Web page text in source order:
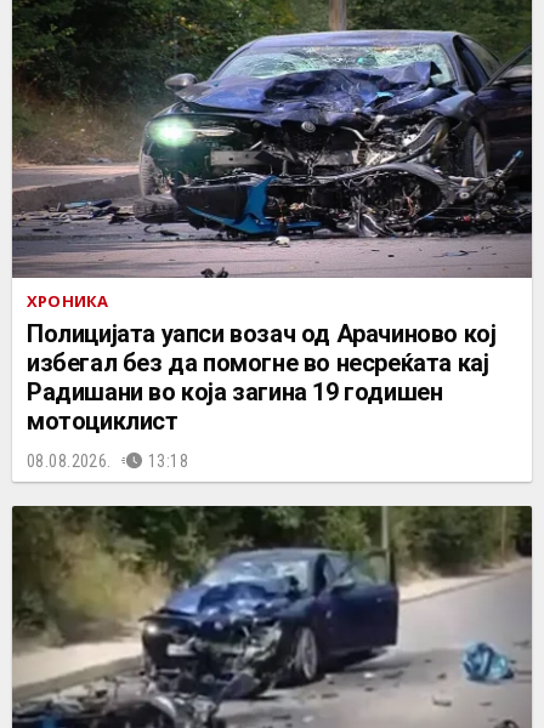
ХРОНИКА
Полицијата уапси возач од Арачиново кој
избегал без да помогне во несреќата кај
Радишани во која загина 19 годишен
мотоциклист
08.08.2026. 13:18